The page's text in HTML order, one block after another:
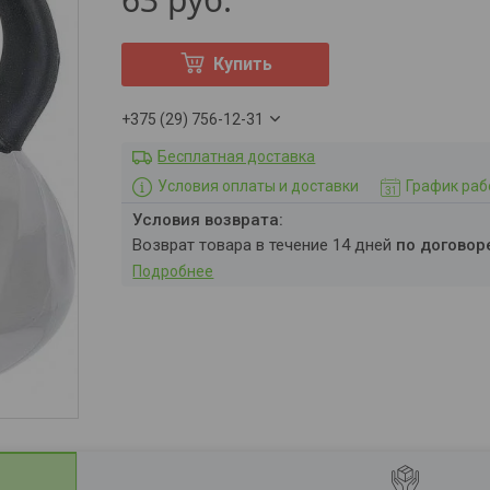
Купить
+375 (29) 756-12-31
Бесплатная доставка
Условия оплаты и доставки
График
возврат товара в течение 14 дней по
Подробнее